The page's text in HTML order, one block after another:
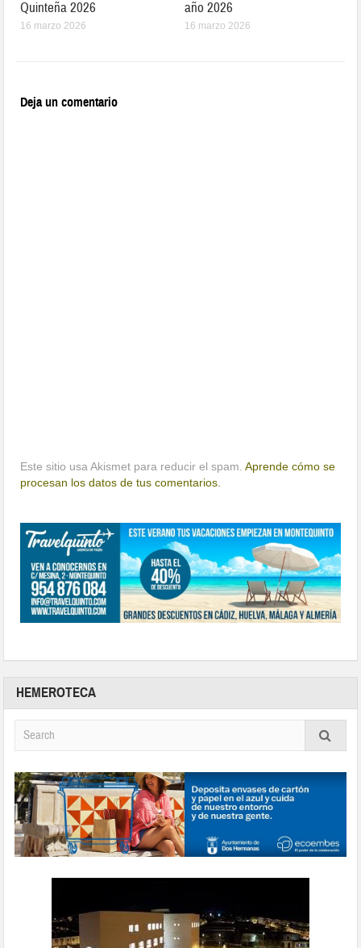
Quinteña 2026
16 marzo 2026
año 2026
16 marzo 2026
Deja un comentario
Este sitio usa Akismet para reducir el spam.Aprende cómo se
procesan los datos de tus comentarios.
HEMEROTECA